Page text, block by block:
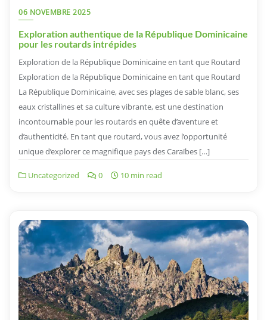
06 NOVEMBRE 2025
Exploration authentique de la République Dominicaine
pour les routards intrépides
Exploration de la République Dominicaine en tant que Routard
Exploration de la République Dominicaine en tant que Routard
La République Dominicaine, avec ses plages de sable blanc, ses
eaux cristallines et sa culture vibrante, est une destination
incontournable pour les routards en quête d’aventure et
d’authenticité. En tant que routard, vous avez l’opportunité
unique d’explorer ce magnifique pays des Caraïbes […]
Uncategorized 0 10 min read